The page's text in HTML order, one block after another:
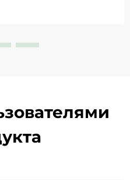
кожи.